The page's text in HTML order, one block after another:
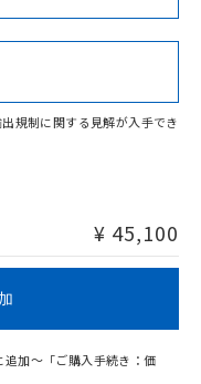
Cd Cr(VI)
あります。
証/適合状況ページへ
からご検索ください
規制に関する見解が入手でき
¥ 45,100
加～「ご購入手続き：価